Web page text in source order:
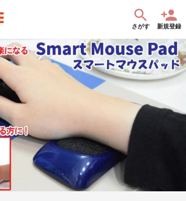
さがす 新規登録